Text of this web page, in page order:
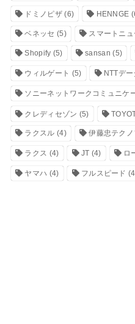
ドミノピザ(6) HENNGE
ベネッセ (5) スマートニュ
Shopify (5) sansan (5)
ウィルゲート (5) NTTデー
ソニーネットワークコミュニケ
クレディセゾン (5)
ラクスル (4) 伊藤忠テク
ラクス (4) JT (4) ロ
ヤマハ (4) フルスピード